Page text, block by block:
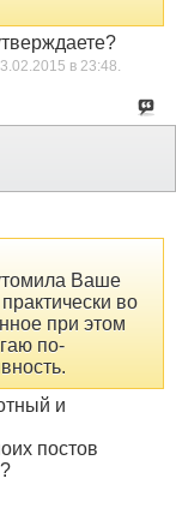
в 23:48
Ваше
во
при этом
по-
и
постов